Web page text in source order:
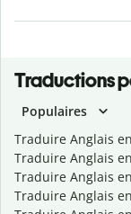
Traductions
Populaires
Traduire Anglais
Traduire Anglais
Traduire Anglais
Traduire Anglais